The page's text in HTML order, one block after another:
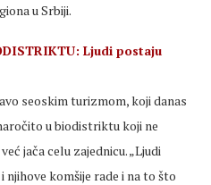
u Srbiji.
Ljudi postaju
seoskim turizmom, koji danas
u biodistriktu koji ne
jača celu zajednicu. „Ljudi
komšije rade i na to što